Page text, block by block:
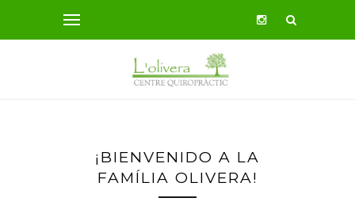
¡BIENVENIDO A LA
FAMÍLIA OLIVERA!